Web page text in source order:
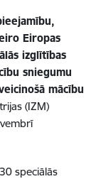
Eiropas
izglītības
sniegumu
mācību
(IZM)
speciālās